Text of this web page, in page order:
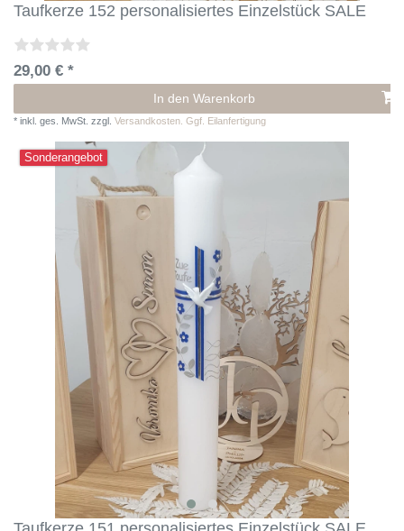
Taufkerze 152 personalisiertes Einzelstück SALE
29,00 € *
In den Warenkorb
* inkl. ges. MwSt. zzgl. Versandkosten. Ggf. Eilanfertigung
Sonderangebot